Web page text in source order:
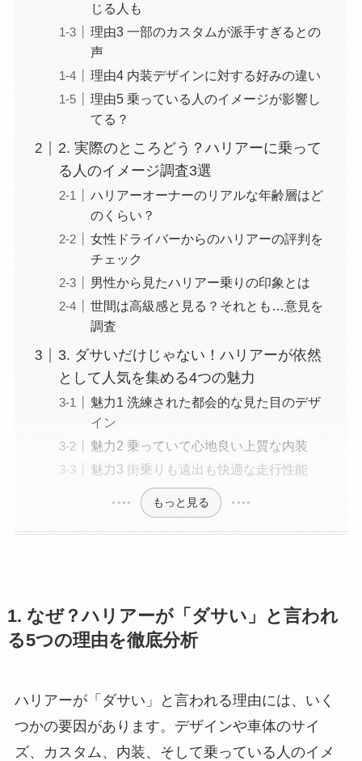
じる人も
理由3 一部のカスタムが派手すぎるとの
声
理由4 内装デザインに対する好みの違い
理由5 乗っている人のイメージが影響し
てる？
2. 実際のところどう？ハリアーに乗って
る人のイメージ調査3選
ハリアーオーナーのリアルな年齢層はど
のくらい？
女性ドライバーからのハリアーの評判を
チェック
男性から見たハリアー乗りの印象とは
世間は高級感と見る？それとも…意見を
調査
3. ダサいだけじゃない！ハリアーが依然
として人気を集める4つの魅力
魅力1 洗練された都会的な見た目のデザ
イン
魅力2 乗っていて心地良い上質な内装
魅力3 街乗りも遠出も快適な走行性能
もっと見る
1. なぜ？ハリアーが「ダサい」と言われ
る5つの理由を徹底分析
ハリアーが「ダサい」と言われる理由には、いく
つかの要因があります。デザインや車体のサイ
ズ、カスタム、内装、そして乗っている人のイメ